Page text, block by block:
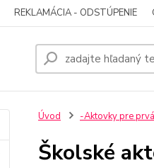
REKLAMÁCIA - ODSTÚPENIE
Úvod -Aktovky pre
Školské